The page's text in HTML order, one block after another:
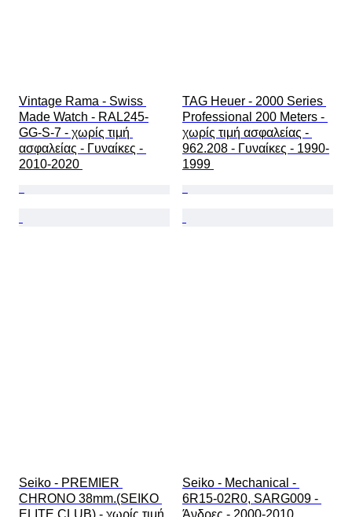
Vintage Rama - Swiss
Made Watch - RAL245-
GG-S-7 - χωρίς τιμή
ασφαλείας - Γυναίκες -
2010-2020
TAG Heuer - 2000 Series
Professional 200 Meters -
χωρίς τιμή ασφαλείας -
962.208 - Γυναίκες - 1990-
1999
Seiko - PREMIER
CHRONO 38mm.(SEIKO
ELITE CLUB) - χωρίς τιμή
Seiko - Mechanical -
6R15-02R0, SARG009 -
Άνδρες - 2000-2010